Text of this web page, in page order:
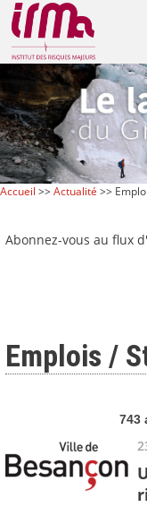
Accueil >>Actualité >>
Abonnez-vous au flux
Emplois /
743